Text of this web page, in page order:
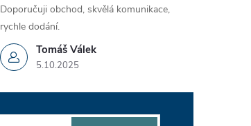
Tomáš Válek
5.10.2025
Doporučuji obchod, skvělá komunikace,
rychle dodání.